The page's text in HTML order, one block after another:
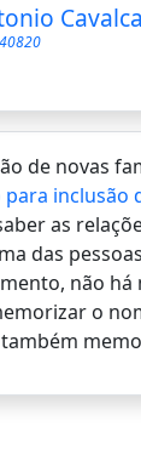
de novas
inclusão
as
das
não
o